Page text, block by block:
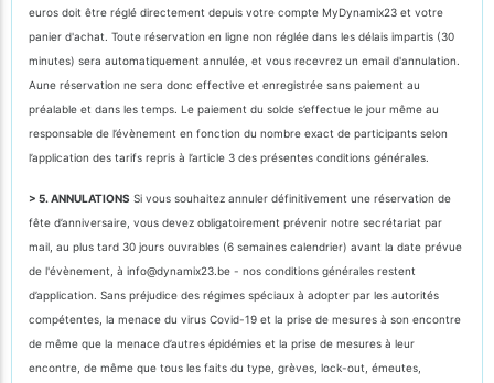
euros doit être réglé directement depuis votre compte MyDynamix23 et votre
panier d'achat. Toute réservation en ligne non réglée dans les délais impartis (30
minutes) sera automatiquement annulée, et vous recevrez un email d'annulation.
Aune réservation ne sera donc effective et enregistrée sans paiement au
préalable et dans les temps. Le paiement du solde s’effectue le jour même au
responsable de l’évènement en fonction du nombre exact de participants selon
l’application des tarifs repris à l’article 3 des présentes conditions générales.
> 5. ANNULATIONS Si vous souhaitez annuler définitivement une réservation de
fête d’anniversaire, vous devez obligatoirement prévenir notre secrétariat par
mail, au plus tard 30 jours ouvrables (6 semaines calendrier) avant la date prévue
de l'évènement, à info@dynamix23.be - nos conditions générales restent
d’application. Sans préjudice des régimes spéciaux à adopter par les autorités
compétentes, la menace du virus Covid-19 et la prise de mesures à son encontre
de même que la menace d’autres épidémies et la prise de mesures à leur
encontre, de même que tous les faits du type, grèves, lock-out, émeutes,